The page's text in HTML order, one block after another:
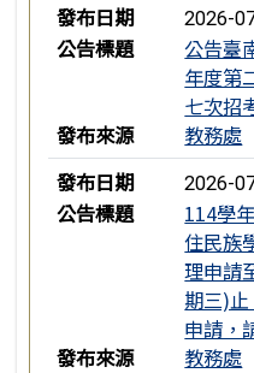
發布日期
2026-
公告標題
公告臺
年度第
七次招
發布來源
教務處
發布日期
2026-
公告標題
114學
住民族
理申請
期三)
申請，
發布來源
教務處